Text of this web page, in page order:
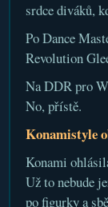
srdce diváků,
Po Dance
Revolution
Na DDR pro
No, přístě.
Konamistyle
Konami
Už to nebude
po figurky a